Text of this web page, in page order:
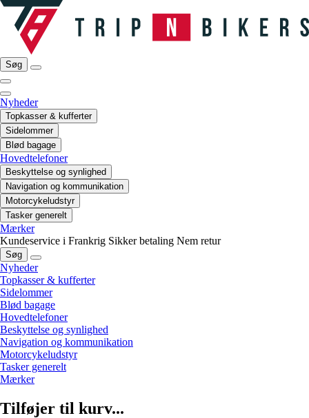
Søg
Nyheder
Topkasser & kufferter
Sidelommer
Blød bagage
Hovedtelefoner
Beskyttelse og synlighed
Navigation og kommunikation
Motorcykeludstyr
Tasker generelt
Mærker
Kundeservice i Frankrig Sikker betaling Nem retur
Søg
Nyheder
Topkasser & kufferter
Sidelommer
Blød bagage
Hovedtelefoner
Beskyttelse og synlighed
Navigation og kommunikation
Motorcykeludstyr
Tasker generelt
Mærker
Tilføjer til kurv...